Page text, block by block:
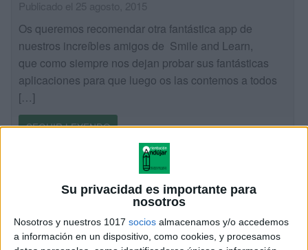
Su privacidad es importante para
nosotros
Nosotros y nuestros 1017 socios almacenamos y/o accedemos
a información en un dispositivo, como cookies, y procesamos
Os queremos recomendar otra fantástica app de
nuestros increíbles amigos de Smile and Learn,
que como siempre nos dejan probar sus fantásticas
aplicaciones para que luego os las contemos a todos
[…]
SEGUIR LEYENDO